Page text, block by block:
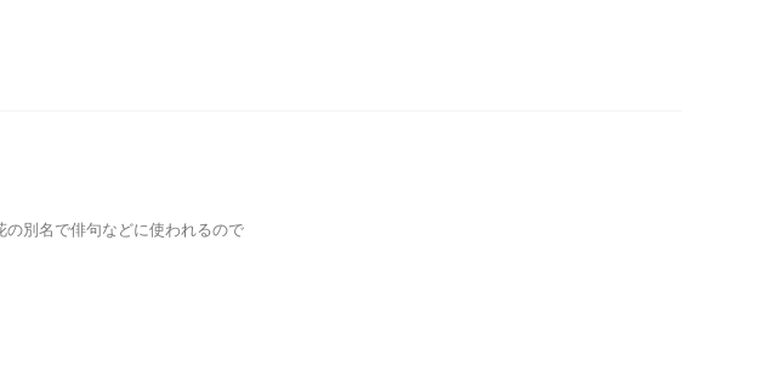
別名で俳句などに使われるので